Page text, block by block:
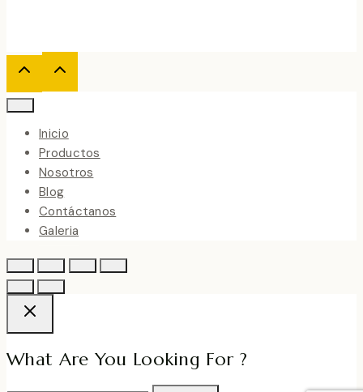
Inicio
Productos
Nosotros
Blog
Contáctanos
Galeria
What Are You Looking For ?